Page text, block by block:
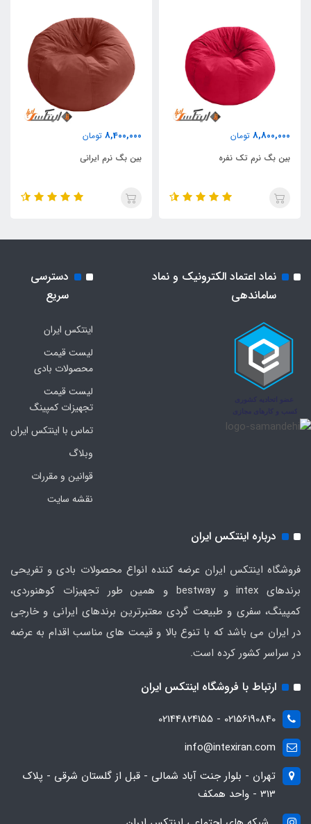
8,800,000 تومان
بین بگ نرم تک نفره
8,400,000 تومان
بین بگ نرم ایرانی
نماد اعتماد الکترونیک و نماد
ساماندهی
دسترسی
سریع
اینتکس ایران
لیست قیمت
محصولات بادی
لیست قیمت
تجهیزات کمپینگ
تماس با اینتکس ایران
وبلاگ
قوانین و مقررات
نقشه سایت
درباره اینتکس ایران
فروشگاه اینتکس ایران عرضه کننده انواع محصولات بادی و تفریحی
برندهای intex و bestway و همین طور تجهیزات کوهنوردی،
کمپینگ، سفری و طبیعت گردی معتبرترین برندهای ایرانی و خارجی
در ایران می باشد که با تنوع بالا و قیمت های مناسب اقدام به عرضه
در سراسر کشور کرده است.
ارتباط با فروشگاه اینتکس ایران
02156190840 - 02144824155
info@intexiran.com
تهران - بلوار جنت آباد شمالی - قبل از گلستان شرقی - پلاک
313 - واحد همکف